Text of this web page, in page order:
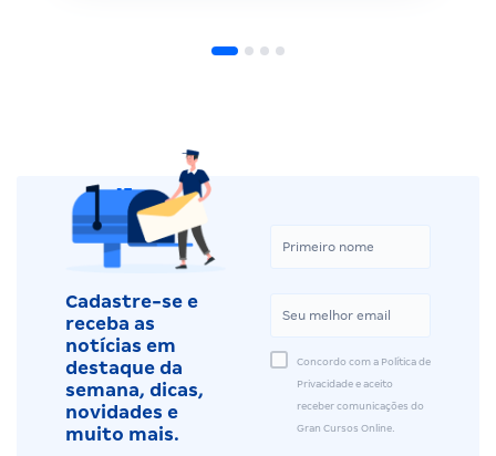
Cadastre-se e
receba as
notícias em
destaque da
semana, dicas,
novidades e
muito mais.
Concordo com a Política de
Privacidade e aceito
receber comunicações do
Gran Cursos Online.